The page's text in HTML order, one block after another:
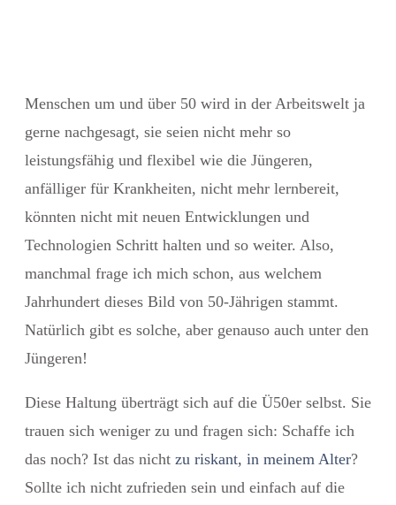
Menschen um und über 50 wird in der Arbeitswelt ja
gerne nachgesagt, sie seien nicht mehr so
leistungsfähig und flexibel wie die Jüngeren,
anfälliger für Krankheiten, nicht mehr lernbereit,
könnten nicht mit neuen Entwicklungen und
Technologien Schritt halten und so weiter. Also,
manchmal frage ich mich schon, aus welchem
Jahrhundert dieses Bild von 50-Jährigen stammt.
Natürlich gibt es solche, aber genauso auch unter den
Jüngeren!
Diese Haltung überträgt sich auf die Ü50er selbst. Sie
trauen sich weniger zu und fragen sich: Schaffe ich
das noch? Ist das nicht zu riskant, in meinem Alter?
Sollte ich nicht zufrieden sein und einfach auf die